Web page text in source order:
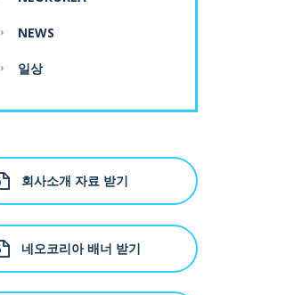
NEWS
일상
회사소개 자료 받기
네오코리아 배너 받기